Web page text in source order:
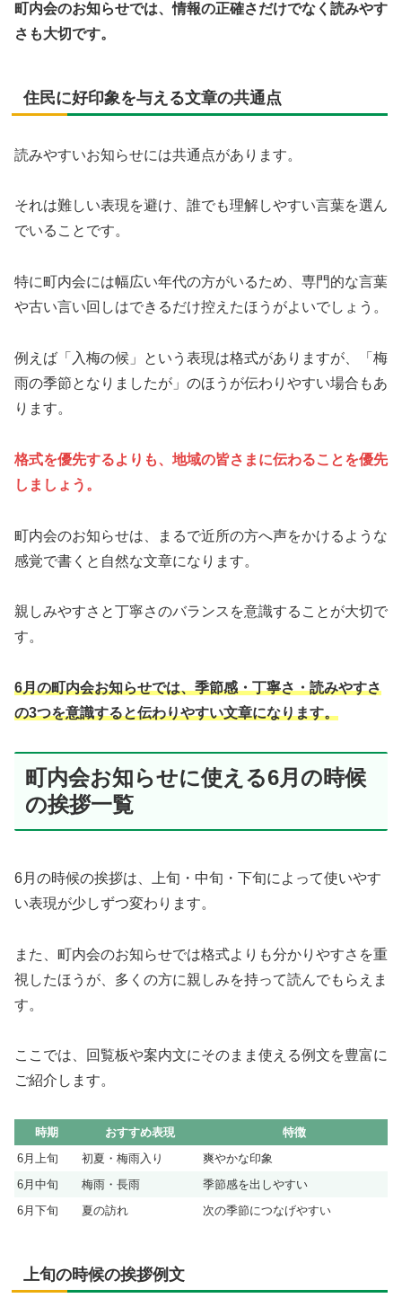
町内会のお知らせでは、情報の正確さだけでなく読みやす
さも大切です。
住民に好印象を与える文章の共通点
読みやすいお知らせには共通点があります。
それは難しい表現を避け、誰でも理解しやすい言葉を選ん
でいることです。
特に町内会には幅広い年代の方がいるため、専門的な言葉
や古い言い回しはできるだけ控えたほうがよいでしょう。
例えば「入梅の候」という表現は格式がありますが、「梅
雨の季節となりましたが」のほうが伝わりやすい場合もあ
ります。
格式を優先するよりも、地域の皆さまに伝わることを優先
しましょう。
町内会のお知らせは、まるで近所の方へ声をかけるような
感覚で書くと自然な文章になります。
親しみやすさと丁寧さのバランスを意識することが大切で
す。
6月の町内会お知らせでは、季節感・丁寧さ・読みやすさ
の3つを意識すると伝わりやすい文章になります。
町内会お知らせに使える6月の時候
の挨拶一覧
6月の時候の挨拶は、上旬・中旬・下旬によって使いやす
い表現が少しずつ変わります。
また、町内会のお知らせでは格式よりも分かりやすさを重
視したほうが、多くの方に親しみを持って読んでもらえま
す。
ここでは、回覧板や案内文にそのまま使える例文を豊富に
ご紹介します。
時期 おすすめ表現
特徴
6月上旬
初夏・梅雨入り
爽やかな印象
6月中旬
梅雨・長雨
季節感を出しやすい
6月下旬
夏の訪れ 次の季節につなげやすい
上旬の時候の挨拶例文